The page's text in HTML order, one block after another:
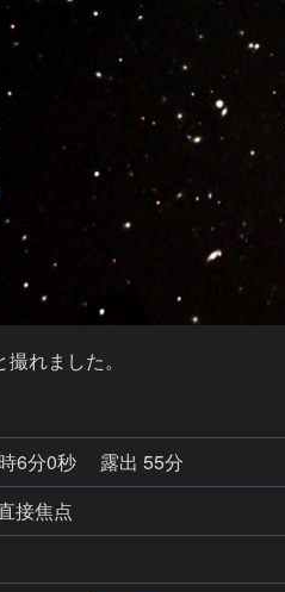
れました。
6分0秒
露出 55分
接焦点